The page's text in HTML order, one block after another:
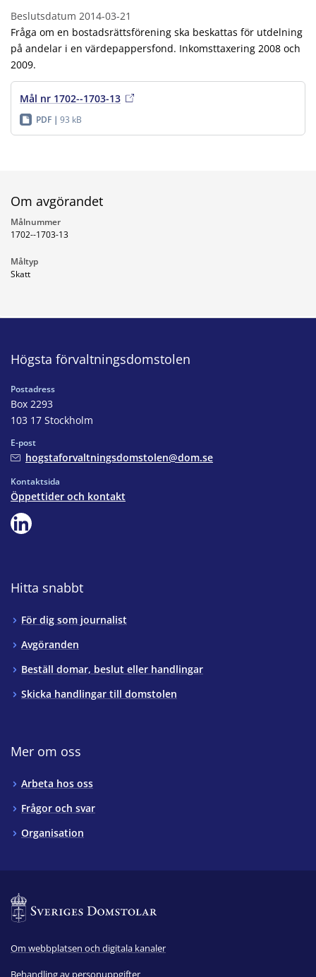
Beslutsdatum 2014-03-21
Fråga om en bostadsrättsförening ska beskattas för utdelning
på andelar i en värdepappersfond. Inkomsttaxering 2008 och
2009.
Mål nr 1702--1703-13
PDF 93 kB
Om avgörandet
Målnummer
1702--1703-13
Måltyp
Skatt
Högsta förvaltningsdomstolen
Postadress
Box 2293
103 17 Stockholm
E-post
hogstaforvaltningsdomstolen@dom.se
Kontaktsida
Öppettider och kontakt
Hitta snabbt
För dig som journalist
Avgöranden
Beställ domar, beslut eller handlingar
Skicka handlingar till domstolen
Mer om oss
Arbeta hos oss
Frågor och svar
Organisation
Om webbplatsen och digitala kanaler
Behandling av personuppgifter